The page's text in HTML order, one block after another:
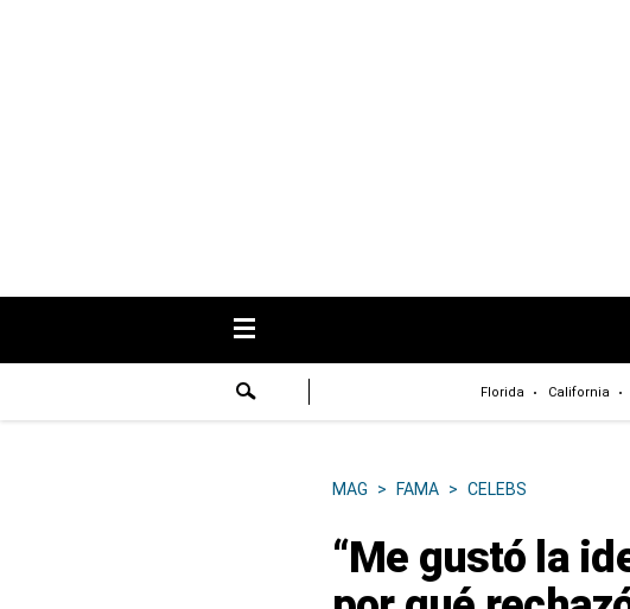
Florida California
MAG > FAMA > CELEBS
“Me gustó la